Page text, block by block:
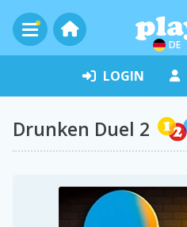
DE
LOGIN
Drunken Duel 2